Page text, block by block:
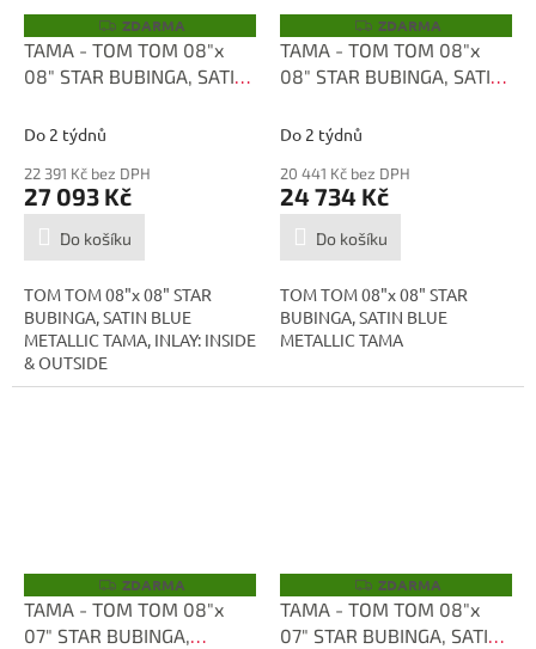
Z
D
A
R
ZDARMA
TAMA - TOM TOM 08"x
08" STAR BUBINGA, SATIN
TBT0808D-SBM
Do 2 týdnů
22 391 Kč bez DPH
27 093 Kč
Do košíku
TOM TOM 08"x 08" STAR
BUBINGA, SATIN BLUE
METALLIC TAMA, INLAY: INSIDE
& OUTSIDE
Z
D
A
R
ZDARMA
TAMA - TOM TOM 08"x
08" STAR BUBINGA, SATIN
SBM
Do 2 týdnů
20 441 Kč bez DPH
24 734 Kč
Do košíku
TOM TOM 08"x 08" STAR
BUBINGA, SATIN BLUE
METALLIC TAMA
Z
D
A
R
ZDARMA
TAMA - TOM TOM 08"x
07" STAR BUBINGA,
Z
D
A
R
ZDARMA
TAMA - TOM TOM 08"x
07" STAR BUBINGA, SATIN